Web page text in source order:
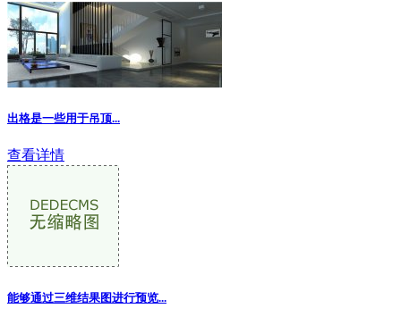
出格是一些用于吊顶...
查看详情
能够通过三维结果图进行预览...